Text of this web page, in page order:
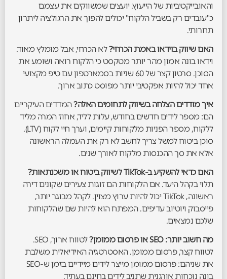
והאובייקטיביות של הייעוץ. יועצים שמשווקים את עצמם
כ"עובדים רק בשביל הלקוח" יכולים להפוך את הרגולציה ליתרון
תחרותי.
האם שיווק בוידאו באמת הכרחי?לא הכרחי, אבל מומלץ מאוד.
וידאו בונה אמון מהר יותר מטקסט כי הלקוח רואה ושומע את
הסוכן. סרטון קצר של 60 שניות בסמארטפון עם טיפ מקצועי
אחד יכול להיות אפקטיבי יותר מפוסט כתוב ארוך.
איך מודדים הצלחה בשיווק לתחומים האלה?המדדים העיקריים
הם: מספר לידים חדשים בחודש, עלות לליד, אחוז המרה מליד
ללקוח, מספר הפניות מלקוחות קיימים, וערך חיי לקוח (LTV).
סוכן ביטוח למשל צריך לחשב לא רק את העמלה הראשונה
אלא את סך ההכנסות מלקוח לאורך שנים.
האם כדאי להשקיע ב-TikTok לשיווק ביטוח או משכנתאות?
תלוי בקהל היעד. אם הלקוחות הם זוגות צעירים שקונים דירה
ראשונה, TikTok יכול להיות ערוץ מצוין. לקהל מבוגר יותר,
פייסבוק ויוטיוב עדיפים. המפתח הוא להיות שם שהלקוחות
שלכם נמצאים.
מה חשוב יותר: SEO או פרסום ממומן?
לטווח ארוך, SEO.
לטווח קצר, פרסום ממומן. האסטרטגיה האידיאלית משלבת
את שניהם: פרסום ממומן מייצר לידים מיידיים בזמן ש-SEO
בונה נוכחות אורגנית שתניב לידים בחינם בעתיד.